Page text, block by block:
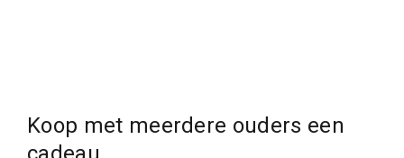
Koop met meerdere ouders een